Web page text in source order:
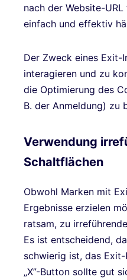
nach der Website-
einfach und effektiv
Der Zweck eines Exit-
interagieren und zu
die Optimierung des
B. der Anmeldung) zu
Verwendung
Schaltflächen
Obwohl Marken mit
Ergebnisse erzielen
ratsam, zu
Es ist entscheidend,
schwierig ist, das
„X”-Button sollte gut